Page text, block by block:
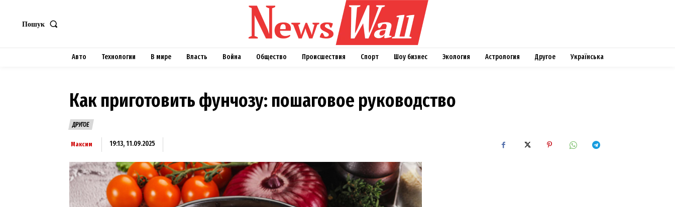
Пошук
Авто Технологии В мире Власть Война Общество Происшествия Спорт Шоу бизнес Экология Астрология Другое Українська
Как приготовить фунчозу: пошаговое руководство
ДРУГОЕ
Максим 19:13, 11.09.2025